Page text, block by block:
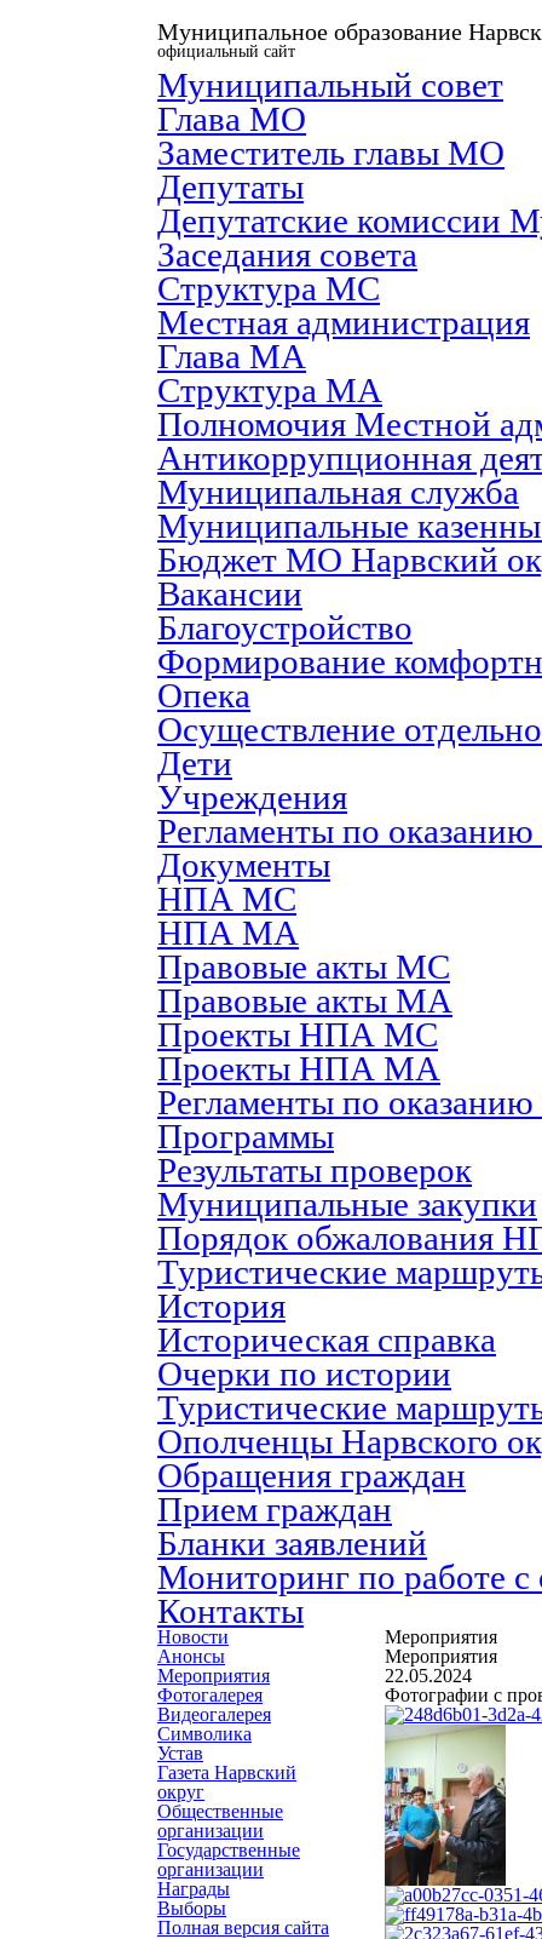
Муниципальное образование
официальный сайт
Муниципальный совет
Глава МО
Заместитель главы МО
Депутаты
Депутатские комиссии
Заседания совета
Структура МС
Местная администрация
Глава МА
Структура МА
Полномочия Местной
Антикоррупционная
Муниципальная служба
Муниципальные
Бюджет МО Нарвский
Вакансии
Благоустройство
Формирование
Опека
Осуществление
Дети
Учреждения
Регламенты по оказанию
Документы
НПА МС
НПА МА
Правовые акты МС
Правовые акты МА
Проекты НПА МС
Проекты НПА МА
Регламенты по
Программы
Результаты проверок
Муниципальные закупки
Порядок обжалования
Туристические
История
Историческая справка
Очерки по истории
Туристические
Ополченцы Нарвского
Обращения граждан
Прием граждан
Бланки заявлений
Мониторинг по работе
Контакты
Новости
Анонсы
Мероприятия
Фотогалерея
Видеогалерея
Символика
Устав
Газета Нарвский
округ
Общественные
организации
Государственные
организации
Награды
Выборы
Полная версия сайта
Мероприятия
Мероприятия
22.05.2024
Фотографии с